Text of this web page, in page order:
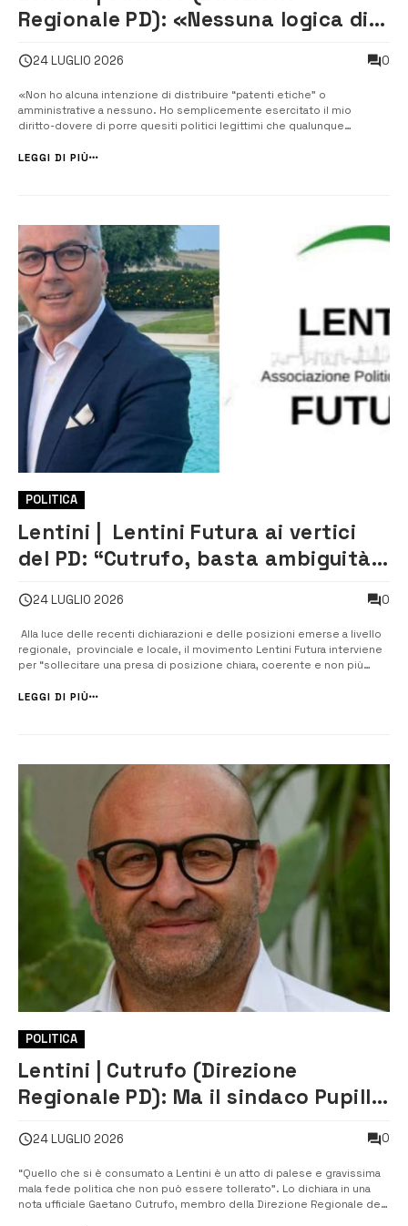
Regionale PD): «Nessuna logica di
PD, primo partito, è fuori dalla
giunta»
24 LUGLIO 2026 0
«Non ho alcuna intenzione di distribuire “patenti etiche” o
amministrative a nessuno. Ho semplicemente esercitato il mio
diritto-dovere di porre quesiti politici legittimi che qualunque
sollevare di fronte a dinamiche poco chiare». Lo ha detto Gaetano
LEGGI DI PIÙ
POLITICA
Lentini | Lentini Futura ai vertici
del PD: “Cutrufo, basta ambiguità,
nella giunta Pupillo”
24 LUGLIO 2026 0
Alla luce delle recenti dichiarazioni e delle posizioni emerse a livello
regionale, provinciale e locale, il movimento Lentini Futura interviene
per “sollecitare una presa di posizione chiara, coerente e non più
imbarazzante assistere a questo teatrino con ricostruzioni o ...
LEGGI DI PIÙ
POLITICA
Lentini | Cutrufo (Direzione
Regionale PD): Ma il sindaco Pupillo
inaccettabile di palese
trasformismo”
24 LUGLIO 2026 0
“Quello che si è consumato a Lentini è un atto di palese e gravissima
mala fede politica che non può essere tollerato”. Lo dichiara in una
nota ufficiale Gaetano Cutrufo, membro della Direzione Regionale del